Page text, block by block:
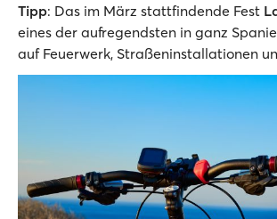
Tipp: Das im März stattfindende Fest
eines der aufregendsten in ganz
auf Feuerwerk, Straßeninstallationen